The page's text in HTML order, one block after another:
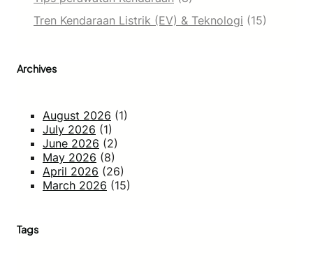
Tren Kendaraan Listrik (EV) & Teknologi (15)
Archives
August 2026 (1)
July 2026 (1)
June 2026 (2)
May 2026 (8)
April 2026 (26)
March 2026 (15)
Tags